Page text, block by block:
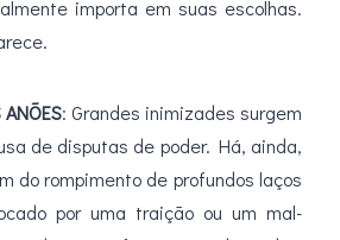
importa em suas escolhas.
: Grandes inimizades surgem
de disputas de poder. Há, ainda,
do rompimento de profundos laços
por uma traição ou um mal-